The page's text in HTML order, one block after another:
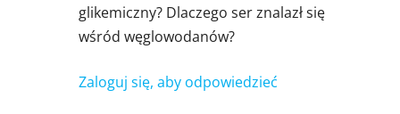
glikemiczny? Dlaczego ser znalazł się
wśród węglowodanów?
Zaloguj się, aby odpowiedzieć